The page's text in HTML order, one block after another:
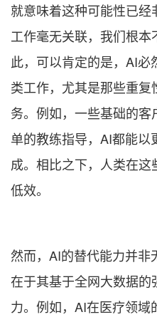
就意味着这种可能性已
工作毫无关联，我们根
此，可以肯定的是，AI
类工作，尤其是那些重
务。例如，一些基础的
单的教练指导，AI都能
成。相比之下，人类在
低效。
然而，AI的替代能力并
在于其基于全网大数据
力。例如，AI在医疗领